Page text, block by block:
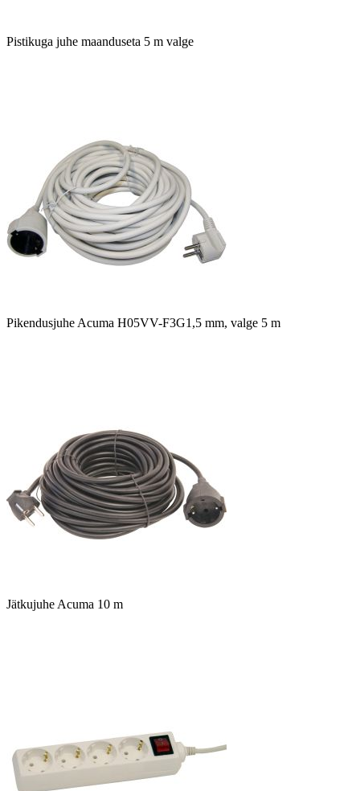
Pistikuga juhe maanduseta 5 m valge
Pikendusjuhe Acuma H05VV-F3G1,5 mm, valge 5 m
Jätkujuhe Acuma 10 m